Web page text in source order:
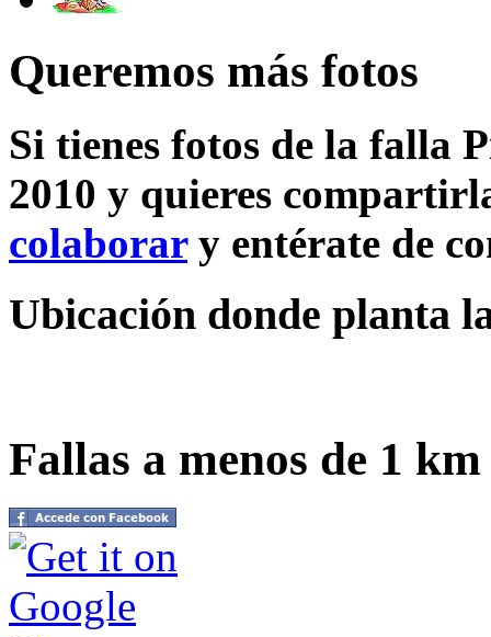
Queremos más fotos
Si tienes fotos de la falla
2010 y quieres
colaborary entérate de
Ubicación donde planta
Fallas a menos de 1